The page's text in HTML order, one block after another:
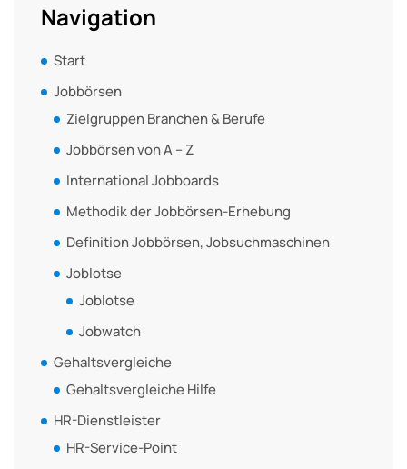
Navigation
Start
Jobbörsen
Zielgruppen Branchen & Berufe
Jobbörsen von A – Z
International Jobboards
Methodik der Jobbörsen-Erhebung
Definition Jobbörsen, Jobsuchmaschinen
Joblotse
Joblotse
Jobwatch
Gehaltsvergleiche
Gehaltsvergleiche Hilfe
HR-Dienstleister
HR-Service-Point